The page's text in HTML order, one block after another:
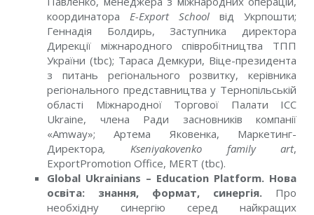
координатора
E-Export School
від Укрпошти;
Геннадія Болдирь, Заступника директора
Дирекції міжнародного співробітництва ТПП
України (tbc); Тараса Демкури, Віце-президента
з питань регіонального розвитку, керівника
регіонального представництва у Тернопільській
області Міжнародної Торгової Палати ICC
Ukraine, члена Ради засновників компанії
«Amway»; Артема Яковенка, Маркетинг-
Директора, Kseniyakovenko family art,
ExportPromotion Office, MERT (tbc).
Global Ukrainians – Education Platform. Нова
освіта: знання, формат, синергія.
Про
необхідну синергію серед найкращих